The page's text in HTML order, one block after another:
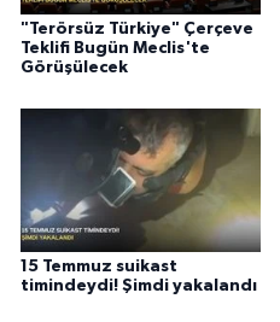
"Terörsüz Türkiye" Çerçeve
Teklifi Bugün Meclis'te
Görüşülecek
15 Temmuz suikast
timindeydi! Şimdi yakalandı